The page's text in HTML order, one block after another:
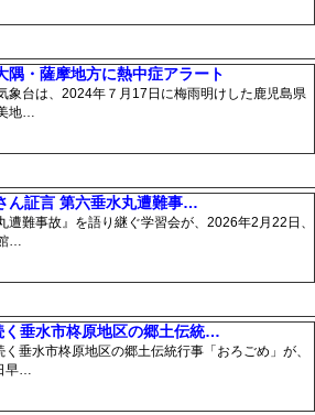
隅・薩摩地方に熱中症アラート
象台は、2024年７月17日に梅雨明けした鹿児島県
地…
ん証言 第六垂水丸遭難事…
難事故』を語り継ぐ学習会が、2026年2月22日、
…
く垂水市柊原地区の郷土伝統…
垂水市柊原地区の郷土伝統行事「おろごめ」が、
早…